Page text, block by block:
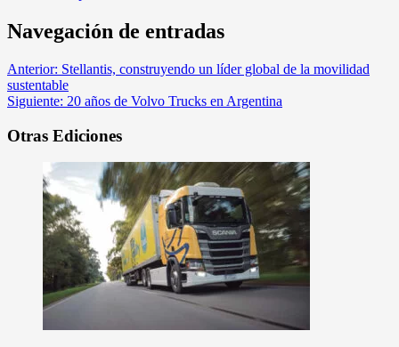
Navegación de entradas
Anterior: Stellantis, construyendo un líder global de la movilidad
sustentable
Siguiente: 20 años de Volvo Trucks en Argentina
Otras Ediciones